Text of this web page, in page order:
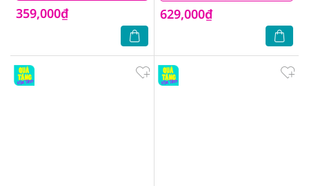
359,000₫ 629,000₫